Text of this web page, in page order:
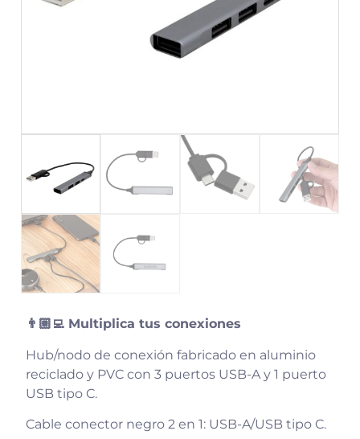
👨🏼‍💻 Multiplica tus conexiones
Hub/nodo de conexión fabricado en aluminio
reciclado y PVC con 3 puertos USB-A y 1 puerto
USB tipo C.
Cable conector negro 2 en 1: USB-A/USB tipo C.